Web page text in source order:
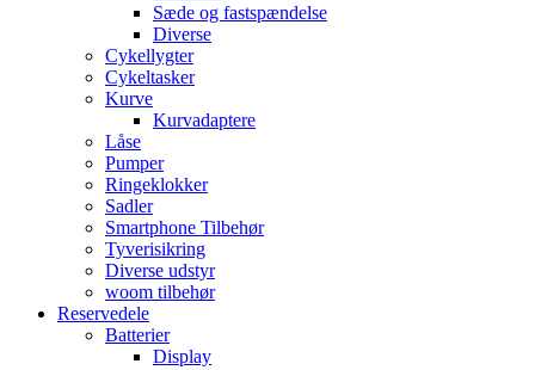
Sæde og fastspændelse
Diverse
Cykellygter
Cykeltasker
Kurve
Kurvadaptere
Låse
Pumper
Ringeklokker
Sadler
Smartphone Tilbehør
Tyverisikring
Diverse udstyr
woom tilbehør
Reservedele
Batterier
Display